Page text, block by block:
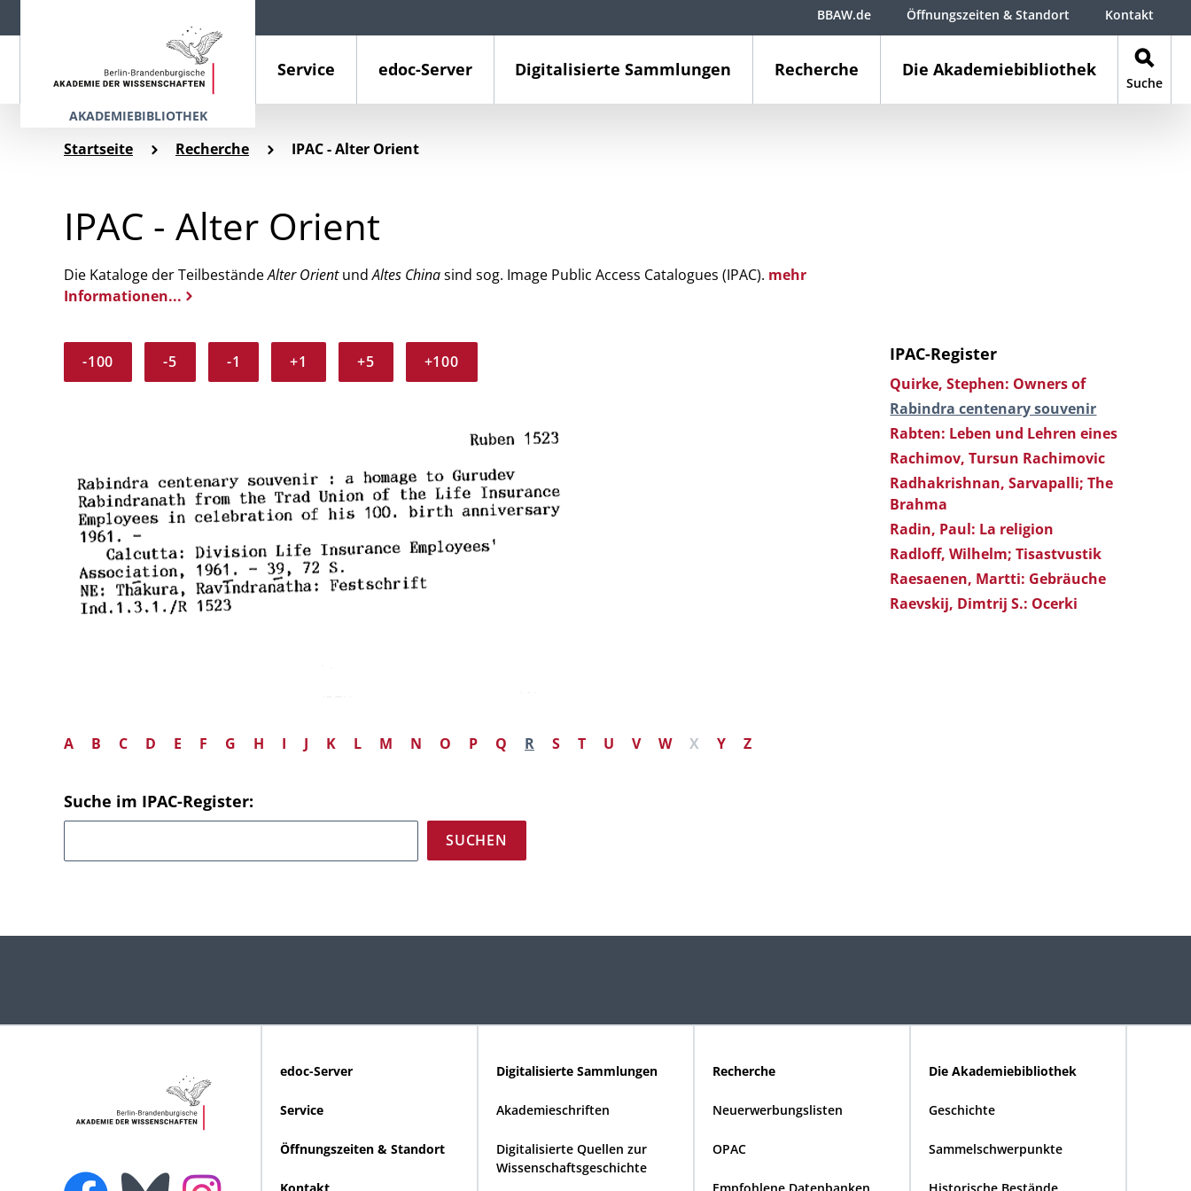
AKADEMIEBIBLIOTHEK
Service edoc-Server Digitalisierte Sammlungen Recherche Die Akademiebibliothek
Suche
BBAW.de Öffnungszeiten & Standort Kontakt
Startseite Recherche IPAC - Alter Orient
IPAC - Alter Orient
Die Kataloge der TeilbeständeAlter OrientundAltes Chinasind sog. Image Public Access Catalogues (IPAC). mehr
Informationen...
-100 -5 -1 +1 +5 +100
A B C D E F G H I J K L M N O P Q R S T U V W X Y Z
Suche im IPAC-Register:
IPAC-Register
Quirke, Stephen: Owners of
Rabindra centenary souvenir
Rabten: Leben und Lehren eines
Rachimov, Tursun Rachimovic
Radhakrishnan, Sarvapalli; The
Brahma
Radin, Paul: La religion
Radloff, Wilhelm; Tisastvustik
Raesaenen, Martti: Gebräuche
Raevskij, Dimtrij S.: Ocerki
edoc-Server
Service
Öffnungszeiten & Standort
Digitalisierte Sammlungen
Akademieschriften
Digitalisierte Quellen zur
Wissenschaftsgeschichte
Recherche
Neuerwerbungslisten
OPAC
Die Akademiebibliothek
Geschichte
Sammelschwerpunkte